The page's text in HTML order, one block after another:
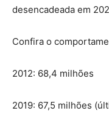
desencadeada em
Confira o
2012: 68,4 milhões
2019: 67,5 milhões